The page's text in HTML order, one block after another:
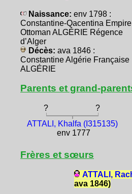
Naissance: env 1798 :
Constantine-Qacentina Empire
Ottoman ALGÉRIE Régence
d’Alger
Décès: ava 1846 :
Constantine Algérie Française
ALGÉRIE
Parents et grand-
? ?
ATTALI, Khalfa (I315135)
env 1777
Frères et sœurs
ATTALI,
ava 1846)